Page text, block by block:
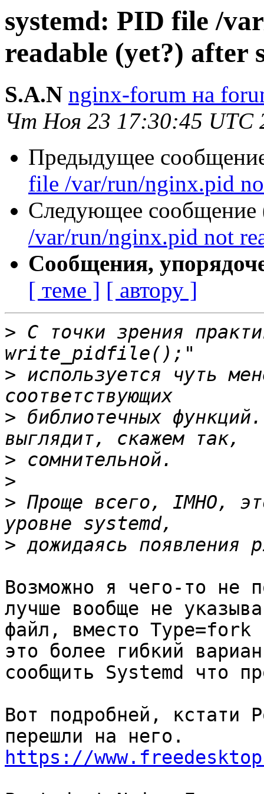
systemd: PID file /
readable (yet?) after
S.A.N nginx-forum на
Чт Ноя 23 17:30:45 UTC
Предыдущее
file /var/run/nginx.pid
Следующее сообщение
/var/run/nginx.pid not
Сообщения,
[ теме ] [ автору ]
> С точки зрения
> используется чуть
> библиотечных
>
>
> Проще всего, IMHO,
>
Возможно я чего-то не
лучше вообще не
файл, вместо Type=fork
это более гибкий
сообщить Systemd что
Вот подробней, кстати
https://